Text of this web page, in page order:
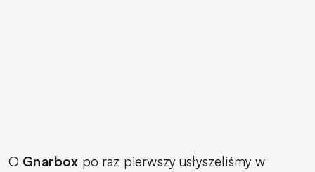
O Gnarbox po raz pierwszy usłyszeliśmy w